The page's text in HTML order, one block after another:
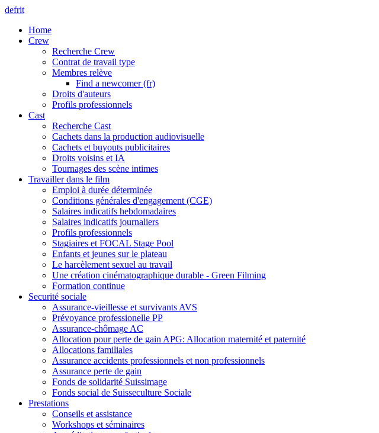
defrit
Home
Crew
Recherche Crew
Contrat de travail type
Membres relève
Find a newcomer (fr)
Droits d'auteurs
Profils professionnels
Cast
Recherche Cast
Cachets dans la production audiovisuelle
Cachets et buyouts publicitaires
Droits voisins et IA
Tournages des scène intimes
Travailler dans le film
Emploi à durée déterminée
Conditions générales d'engagement (CGE)
Salaires indicatifs hebdomadaires
Salaires indicatifs journaliers
Profils professionnels
Stagiaires et FOCAL Stage Pool
Enfants et jeunes sur le plateau
Le harcèlement sexuel au travail
Une création cinématographique durable - Green Filming
Formation continue
Securité sociale
Assurance-vieillesse et survivants AVS
Prévoyance professionelle PP
Assurance-chômage AC
Allocation pour perte de gain APG: Allocation maternité et paternité
Allocations familiales
Assurance accidents professionnels et non professionnels
Assurance perte de gain
Fonds de solidarité Suissimage
Fonds social de Suisseculture Sociale
Prestations
Conseils et assistance
Workshops et séminaires